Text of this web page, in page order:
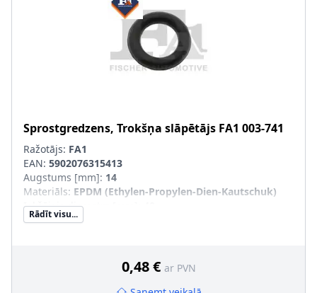
Sprostgredzens, Trokšņa slāpētājs FA1 003-741
Ražotājs: FA1
EAN: 5902076315413
Augstums [mm]: 14
Materiāls: EPDM (Ethylen-Propylen-Dien-Kautschuk)
Iekšējais diametrs [mm]
Ārējais diametrs [mm]
Rādīt visu...
0,48 € ar PVN